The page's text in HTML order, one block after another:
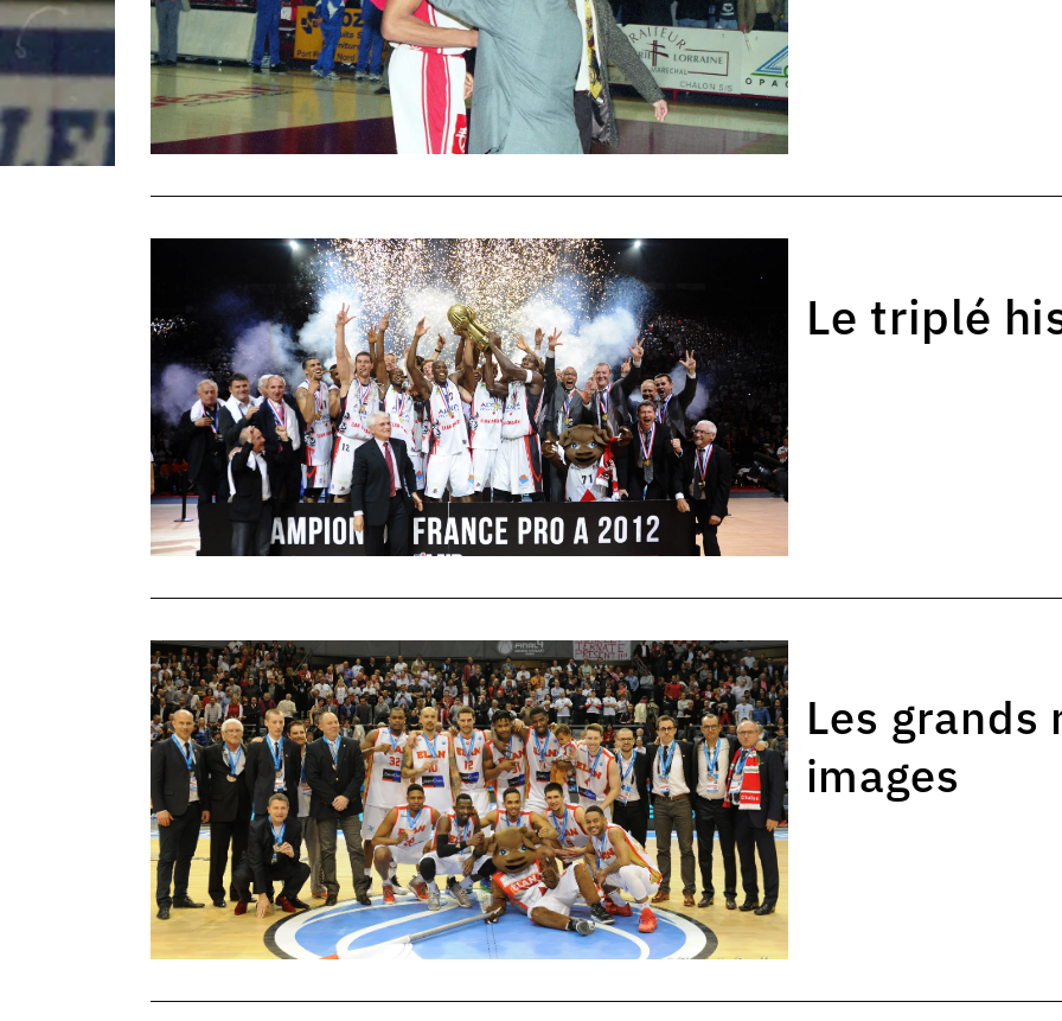
Le triplé
Les grands
images